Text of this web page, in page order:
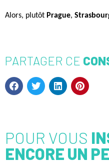
Alors, plutôt Prague,
PARTAGER CE
POUR VOUS
ENCORE UN